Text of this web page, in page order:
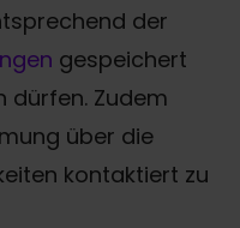
der
gespeichert
dürfen. Zudem
über die
kontaktiert zu